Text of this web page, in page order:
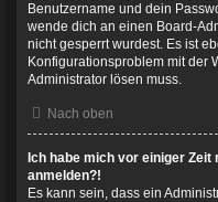
Benutzername und dein
wende dich an einen Board-
nicht gesperrt wurdest. Es ist
Konfigurationsproblem mit der
Administrator lösen muss.
Nach oben
Ich habe mich vor einiger
anmelden?!
Es kann sein, dass ein